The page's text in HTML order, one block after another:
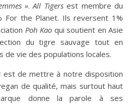
».All Tigersest membre du
For the Planet. Ils reversent 1%
Poh Kao qui soutient en Asie
du tigre sauvage tout en
de vie des populations locales.
est de mettre à notre disposition
de qualité, mais surtout haut
donne la parole à ses